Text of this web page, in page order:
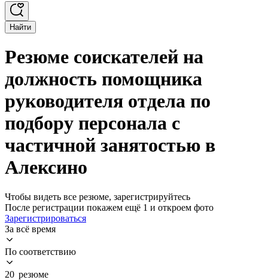
Найти
Резюме соискателей на
должность помощника
руководителя отдела по
подбору персонала с
частичной занятостью в
Алексино
Чтобы видеть все резюме, зарегистрируйтесь
После регистрации покажем ещё 1 и откроем фото
Зарегистрироваться
За всё время
По соответствию
20 резюме